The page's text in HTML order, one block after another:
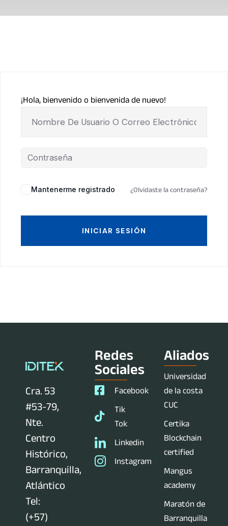
¡Hola, bienvenido o bienvenida de nuevo!
Mantenerme registrado ¿Olvidaste la contraseña?
INICIAR SESIÓN
Cra. 53
#53-79,
Nte.
Centro
Histórico,
Barranquilla,
Atlántico
Tel:
(+57)
Redes
Sociales
Facebook
Tik
Tok
Linkedin
Instagram
Aliados
Universidad
de la costa
CUC
Certika
Blockchain
certified
Mangus
academy
Maratón de
Barranquilla